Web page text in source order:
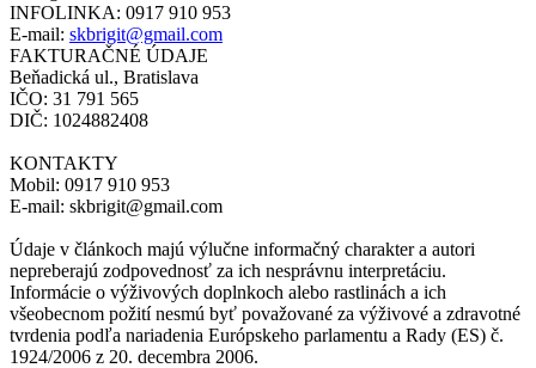
INFOLINKA: 0917 910 953
E-mail: skbrigit@gmail.com
FAKTURAČNÉ ÚDAJE
Beňadická ul., Bratislava
IČO: 31 791 565
DIČ: 1024882408
KONTAKTY
Mobil: 0917 910 953
E-mail: skbrigit@gmail.com
Údaje v článkoch majú výlučne informačný charakter a autori
nepreberajú zodpovednosť za ich nesprávnu interpretáciu.
Informácie o výživových doplnkoch alebo rastlinách a ich
všeobecnom požití nesmú byť považované za výživové a zdravotné
tvrdenia podľa nariadenia Európskeho parlamentu a Rady (ES) č.
1924/2006 z 20. decembra 2006.